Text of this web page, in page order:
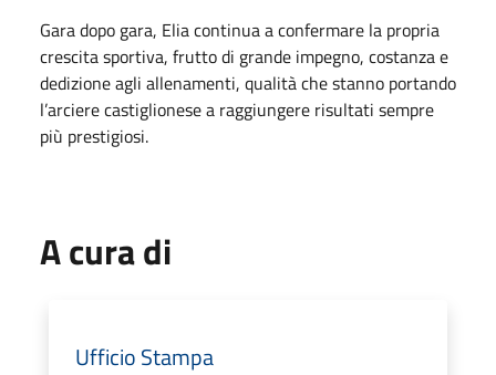
Gara dopo gara, Elia continua a confermare la propria
crescita sportiva, frutto di grande impegno, costanza e
dedizione agli allenamenti, qualità che stanno portando
l’arciere castiglionese a raggiungere risultati sempre
più prestigiosi.
A cura di
Ufficio Stampa